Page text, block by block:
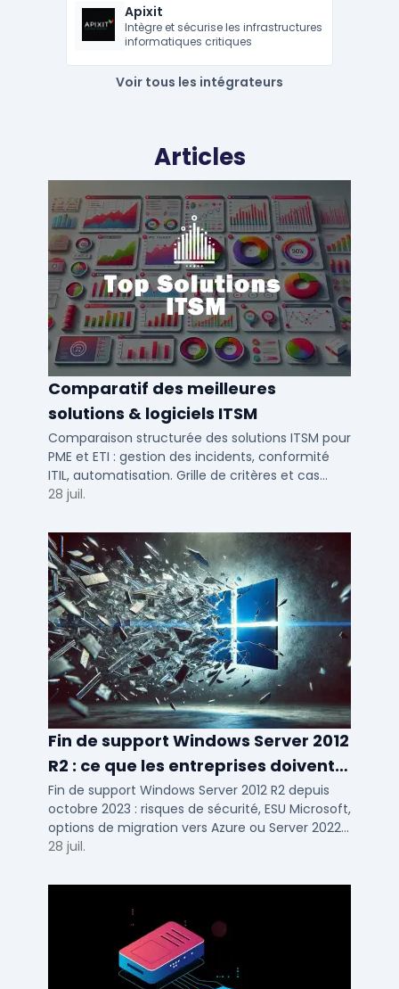
Apixit
Intègre et sécurise les infrastructures
informatiques critiques
Voir tous les intégrateurs
Articles
Comparatif des meilleures
solutions & logiciels ITSM
Comparaison structurée des solutions ITSM pour
PME et ETI : gestion des incidents, conformité
ITIL, automatisation. Grille de critères et cas
d'usage par taille d'entreprise.
28 juil.
Fin de support Windows Server 2012
R2 : ce que les entreprises doivent
savoir
Fin de support Windows Server 2012 R2 depuis
octobre 2023 : risques de sécurité, ESU Microsoft,
options de migration vers Azure ou Server 2022
pour TPE, PME et ETI.
28 juil.